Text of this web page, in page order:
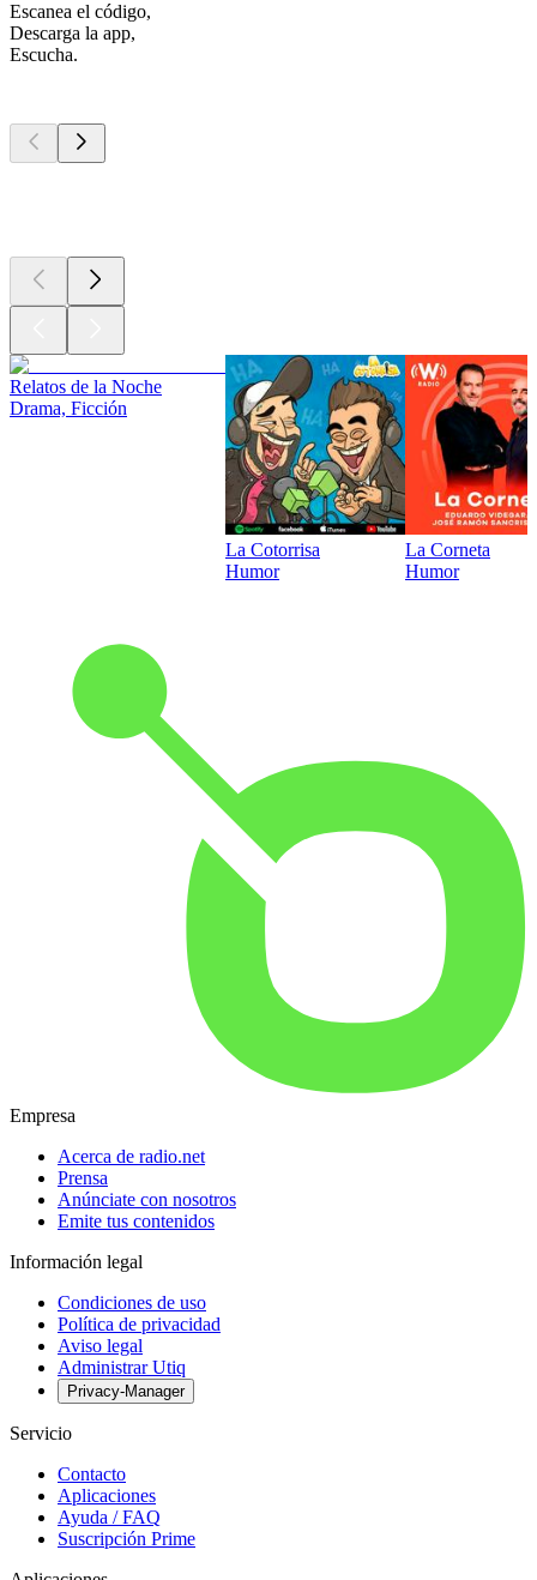
Escanea el código,
Descarga la app,
Escucha.
Relatos de la Noche
Drama, Ficción
La Cotorrisa
Humor
La Corneta
Humor
Empresa
Acerca de radio.net
Prensa
Anúnciate con nosotros
Emite tus contenidos
Información legal
Condiciones de uso
Política de privacidad
Aviso legal
Administrar Utiq
Privacy-Manager
Servicio
Contacto
Aplicaciones
Ayuda / FAQ
Suscripción Prime